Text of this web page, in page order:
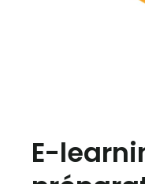
E-